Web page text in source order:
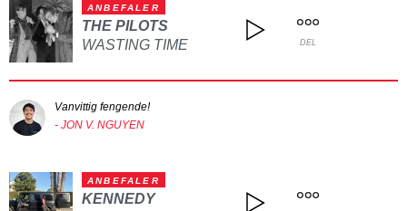
ANBEFALER
THE PILOTS
WASTING TIME
DEL
Vanvittig fengende!
- JON V. NGUYEN
ANBEFALER
KENNEDY